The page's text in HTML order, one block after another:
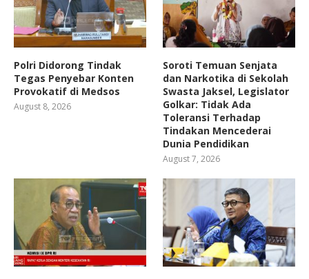
Polri Didorong Tindak
Tegas Penyebar Konten
Provokatif di Medsos
August 8, 2026
Soroti Temuan Senjata
dan Narkotika di Sekolah
Swasta Jaksel, Legislator
Golkar: Tidak Ada
Toleransi Terhadap
Tindakan Mencederai
Dunia Pendidikan
August 7, 2026